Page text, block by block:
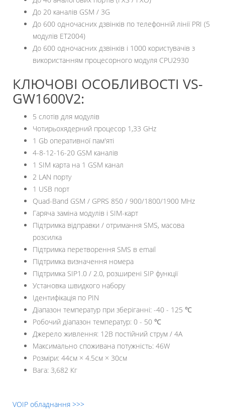
До 20 каналів GSM / 3G
До 600 одночасних дзвінків по телефонній лінії PRI (5
модулів ET2004)
До 600 одночасних дзвінків і 1000 користувачів з
використанням процесорного модуля CPU2930
КЛЮЧОВІ ОСОБЛИВОСТІ VS-
GW1600V2:
5 слотів для модулів
Чотирьохядерний процесор 1,33 GHz
1 Gb оперативної пам'яті
4-8-12-16-20 GSM каналів
1 SIM карта на 1 GSM канал
2 LAN порту
1 USB порт
Quad-Band GSM / GPRS 850 / 900/1800/1900 MHz
Гаряча заміна модулів і SIM-карт
Підтримка відправки / отримання SMS, масова
розсилка
Підтримка перетворення SMS в email
Підтримка визначення номера
Підтримка SIP1.0 / 2.0, розширені SIP функції
Установка швидкого набору
Ідентифікація по PIN
Діапазон температур при зберіганні: -40 - 125 ℃
Робочий діапазон температур: 0 - 50 ℃
Джерело живлення: 12В постійний струм / 4А
Максимально споживана потужність: 46W
Розміри: 44см × 4.5см × 30см
Вага: 3,682 Кг
VOIP обладнання >>>